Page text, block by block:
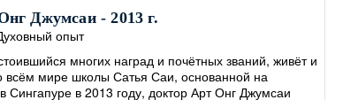
Джумсаи - 2013 г.
опыт
многих наград и почётных званий, живёт и
всём мире школы Сатья Саи, основанной на
в 2013 году, доктор Арт Онг Джумсаи